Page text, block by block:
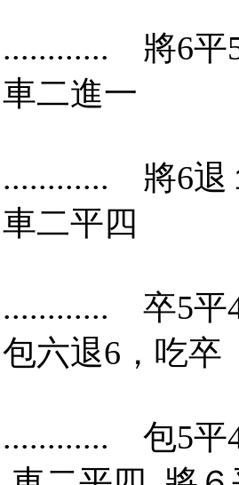
將6平
二進一
將6退
二平四
卒5平
六退6，吃卒
包5平